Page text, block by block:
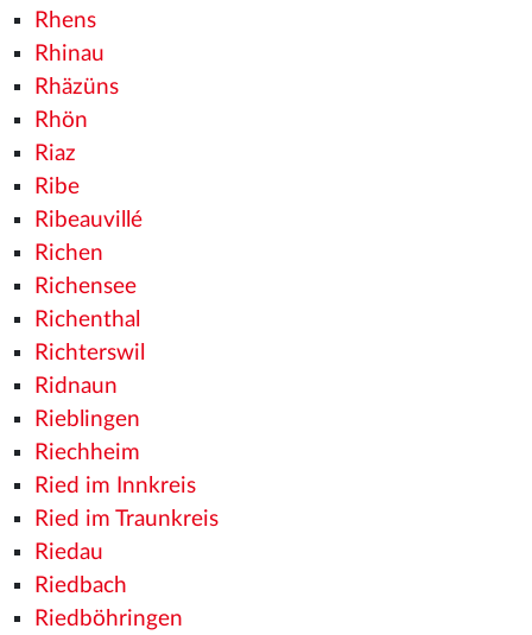
Rhens
Rhinau
Rhäzüns
Rhön
Riaz
Ribe
Ribeauvillé
Richen
Richensee
Richenthal
Richterswil
Ridnaun
Rieblingen
Riechheim
Ried im Innkreis
Ried im Traunkreis
Riedau
Riedbach
Riedböhringen